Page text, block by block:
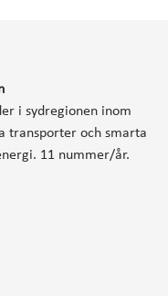
i sydregionen inom
transporter och smarta
11 nummer/år.